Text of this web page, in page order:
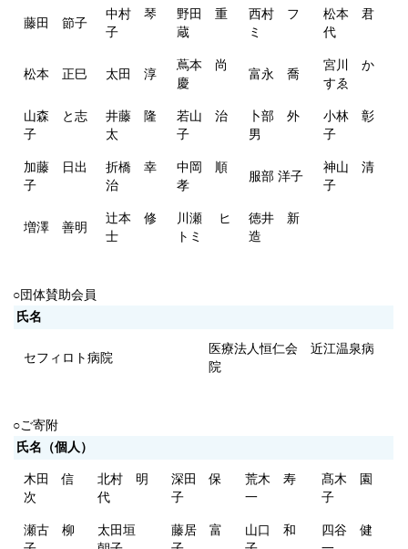
藤田 節子
中村 琴
子
野田 重
蔵
西村 フ
ミ
松本 君
代
松本 正巳 太田 淳
蔦本 尚
慶
富永 喬
宮川 か
すゑ
山森 と志
子
井藤 隆
太
若山 治
子
卜部 外
男
小林 彰
子
加藤 日出
子
折橋 幸
治
中岡 順
孝
服部 洋子
神山 清
子
増澤 善明
辻本 修
士
川瀬 ヒ
トミ
徳井 新
造
○団体賛助会員
氏名
セフィロト病院
医療法人恒仁会 近江温泉病
院
○ご寄附
氏名（個人）
木田 信
次
北村 明
代
深田 保
子
荒木 寿
一
髙木 園
子
瀬古 柳
太田垣
藤居 富
山口 和
四谷 健